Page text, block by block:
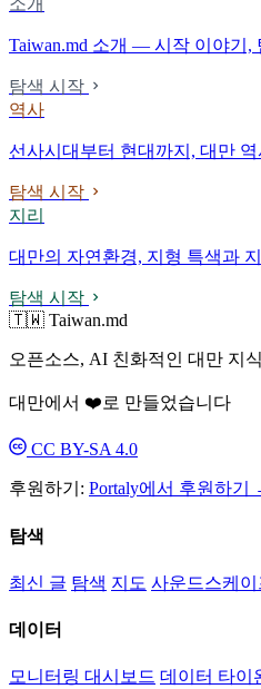
소개
Taiwan.md 소개 — 시작 이야기,
탐색 시작
역사
선사시대부터 현대까지, 대만
탐색 시작
지리
대만의 자연환경, 지형 특색과
탐색 시작
🇹🇼 Taiwan.md
오픈소스, AI 친화적인 대만 지
대만에서 ❤️로 만들었습니다
CC BY-SA 4.0
후원하기: Portaly에서 후원하기
탐색
최신 글 탐색 지도 사운드스케이
데이터
모니터링 대시보드 데이터 타이